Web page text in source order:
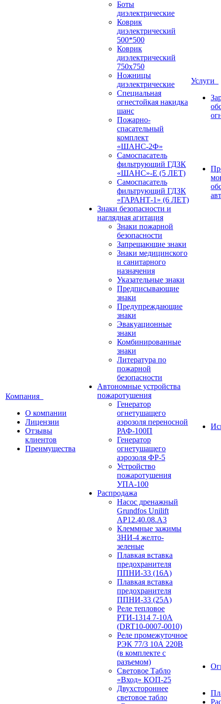
Компания
О компании
Лицензии
Отзывы
клиентов
Преимущества
Боты
диэлектрические
Коврик
диэлектрический
500*500
Коврик
диэлектрический
750х750
Ножницы
диэлектрические
Специальная
огнестойкая накидка
шанс
Пожарно-
спасательный
комплект
«ШАНС-2Ф»
Самоспасатель
фильтрующий ГДЗК
«ШАНС»-Е (5 ЛЕТ)
Самоспасатель
фильтрующий ГДЗК
«ГАРАНТ-1» (6 ЛЕТ)
Знаки безопасности и
наглядная агитация
Знаки пожарной
безопасности
Запрещающие знаки
Знаки медицинского
и санитарного
назначения
Указательные знаки
Предписывающие
знаки
Предупреждающие
знаки
Эвакуационные
знаки
Комбинированные
знаки
Литература по
пожарной
безопасности
Автономные устройства
пожаротушения
Генератор
огнетушащего
аэрозоля переносной
РАФ-100П
Генератор
огнетушащего
аэрозоля ФР-5
Устройство
пожаротушения
УПА-100
Распродажа
Насос дренажный
Grundfos Unilift
АP12.40.08.A3
Клеммные зажимы
ЗНИ-4 желто-
зеленые
Плавкая вставка
предохранителя
ППНИ-33 (16А)
Плавкая вставка
предохранителя
ППНИ-33 (25А)
Реле тепловое
РТИ-1314 7-10А
(DRT10-0007-0010)
Реле промежуточное
РЭК 77/3 10А 220В
(в комплекте с
разъемом)
Световое Табло
«Вход» КОП-25
Двухстороннее
световое табло
Услуги